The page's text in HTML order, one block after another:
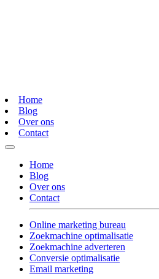
Home
Blog
Over ons
Contact
Home
Blog
Over ons
Contact
Online marketing bureau
Zoekmachine optimalisatie
Zoekmachine adverteren
Conversie optimalisatie
Email marketing